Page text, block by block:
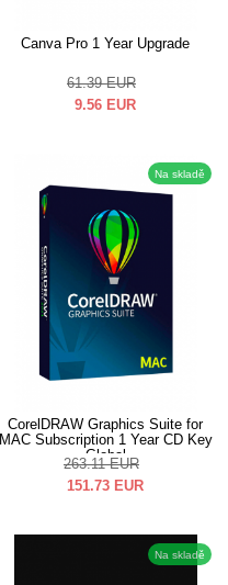
Canva Pro 1 Year Upgrade
61.39 EUR
9.56 EUR
Na skladě
CorelDRAW Graphics Suite for
MAC Subscription 1 Year CD Key
Global
263.11 EUR
151.73 EUR
Na skladě